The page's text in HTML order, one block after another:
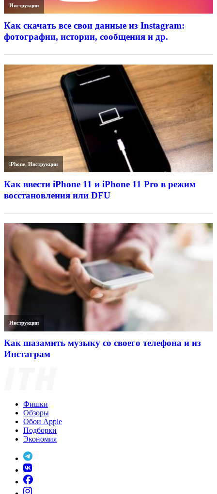
Инструкции
Как скачать все свои данные из Instagram:
фотографии, истории, сообщения и др.
iPhone,Инструкции
Как ввести iPhone 11 и iPhone 11 Pro в режим
восстановления или DFU
Инструкции
Как шазамить музыку со своего телефона и из
Инстаграм
Фишки
Обзоры
Обои Apple
Подборки
Экономия